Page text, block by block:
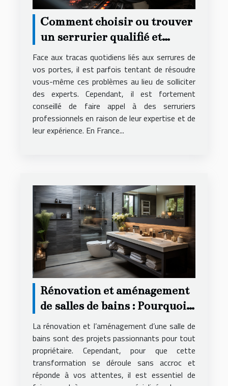
Comment choisir ou trouver
un serrurier qualifié et
compétent ?
Face aux tracas quotidiens liés aux serrures de
vos portes, il est parfois tentant de résoudre
vous-même ces problèmes au lieu de solliciter
des experts. Cependant, il est fortement
conseillé de faire appel à des serruriers
professionnels en raison de leur expertise et de
leur expérience. En France...
Rénovation et aménagement
de salles de bains : Pourquoi
faire appel à une agence
spécialisée ?
La rénovation et l’aménagement d’une salle de
bains sont des projets passionnants pour tout
propriétaire. Cependant, pour que cette
transformation se déroule sans accroc et
réponde à vos attentes, il est essentiel de